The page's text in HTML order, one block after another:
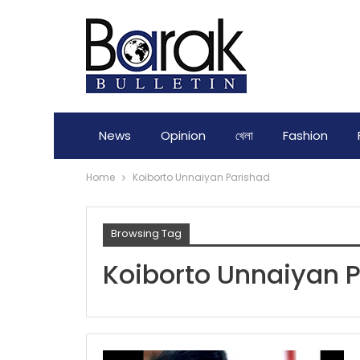
News Opinion খেলা Fashion
Home Koiborto Unnaiyan Parishad
Browsing Tag
Koiborto Unnaiyan